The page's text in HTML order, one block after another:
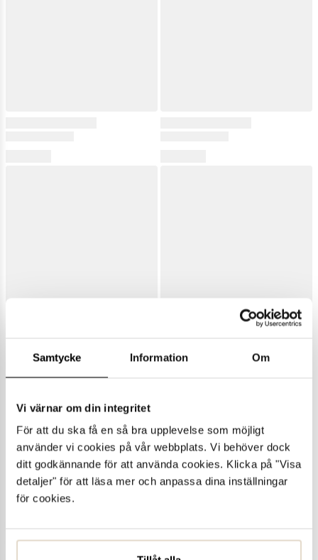
Samtycke Information Om
Vi värnar om din integritet
För att du ska få en så bra upplevelse som möjligt
använder vi cookies på vår webbplats. Vi behöver dock
ditt godkännande för att använda cookies. Klicka på "Visa
detaljer" för att läsa mer och anpassa dina inställningar
för cookies.